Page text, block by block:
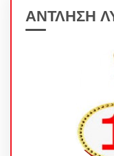
ΑΝΤΛΗΣΗ